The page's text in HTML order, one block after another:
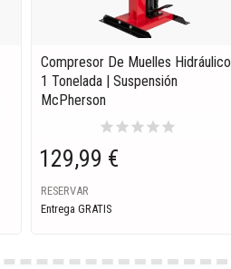
Compresor De Muelles Hidráulico
1 Tonelada | Suspensión
McPherson
starstarstarstarstar
129,99 €
RESERVAR
Entrega GRATIS